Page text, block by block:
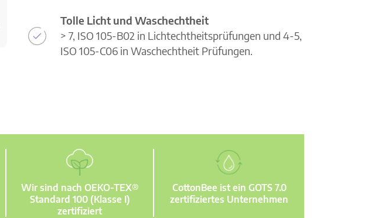
Tolle Licht und Waschechtheit
> 7, ISO 105-B02 in Lichtechtheitsprüfungen und 4-5,
ISO 105-C06 in Waschechtheit Prüfungen.
Wir sind nach OEKO-TEX®
Standard 100 (Klasse I)
zertifiziert
CottonBee ist ein GOTS 7.0
zertifiziertes Unternehmen